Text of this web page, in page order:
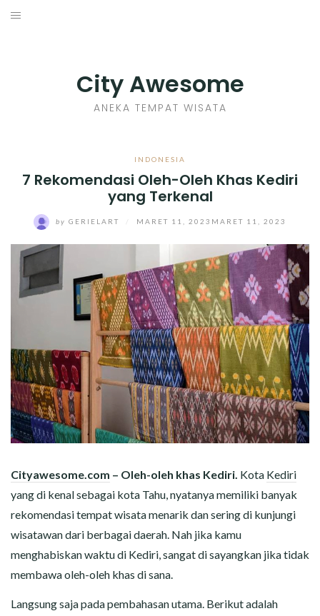
Skip
City Awesome
ANEKA TEMPAT WISATA
INDONESIA
7 Rekomendasi Oleh-Oleh Khas Kediri
yang Terkenal
by GERIELART MARET 11, 2023 MARET 11, 2023
Cityawesome.com – Oleh-oleh khas Kediri. Kota Kediri
yang di kenal sebagai kota Tahu, nyatanya memiliki banyak
rekomendasi tempat wisata menarik dan sering di kunjungi
wisatawan dari berbagai daerah. Nah jika kamu
menghabiskan waktu di Kediri, sangat di sayangkan jika tidak
membawa oleh-oleh khas di sana.
Langsung saja pada pembahasan utama. Berikut adalah
SENI KERAJINAN
INFO GAMES
MOVIES REVIEW